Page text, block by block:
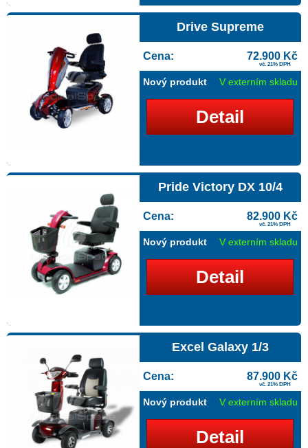
Drive Supreme
Cena: 72.900 Kč
vč. 21% DPH
Nový produkt V externím skladu
Detail
Pride Victory DX 10/4
Cena: 82.900 Kč
vč. 21% DPH
Nový produkt V externím skladu
Detail
Excel Galaxy 1/3
Cena: 87.900 Kč
vč. 21% DPH
Nový produkt V externím skladu
Detail